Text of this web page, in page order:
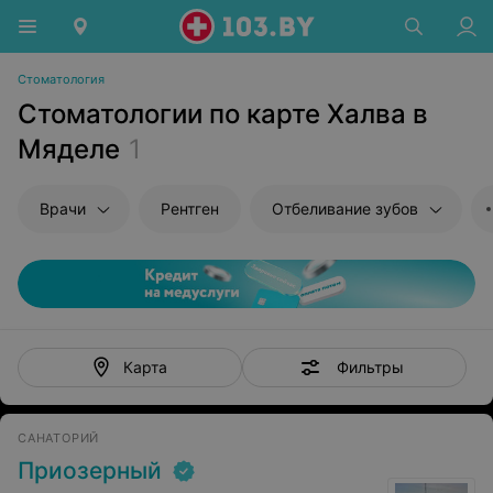
Стоматология
Стоматологии по карте Халва в
Мяделе 1
Врачи Рентген Отбеливание зубов
Карта Фильтры
САНАТОРИЙ
Приозерный